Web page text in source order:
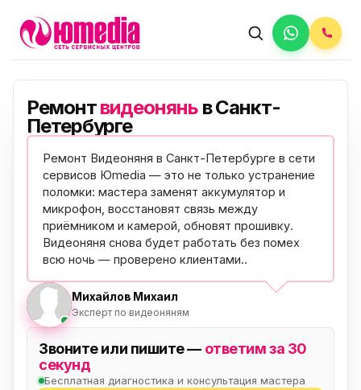
Ремонтвидеоняньв Санкт-
Петербурге
Ремонт Видеоняня в Санкт-Петербурге в сети
сервисов Юmedia — это не только устранение
поломки: мастера заменят аккумулятор и
микрофон, восстановят связь между
приёмником и камерой, обновят прошивку.
Видеоняня снова будет работать без помех
всю ночь — проверено клиентами..
Михайлов Михаил
Эксперт по видеоняням
Звоните или пишите — ответим за 30
секунд
Бесплатная диагностика и консультация мастера